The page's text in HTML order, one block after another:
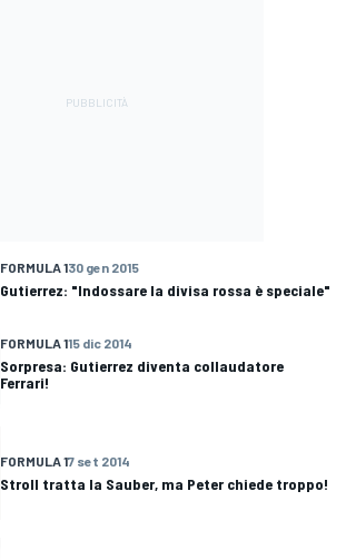
FORMULA 130 gen 2015
Gutierrez: "Indossare la divisa rossa è speciale"
FORMULA 115 dic 2014
Sorpresa: Gutierrez diventa collaudatore
Ferrari!
FORMULA 17 set 2014
Stroll tratta la Sauber, ma Peter chiede troppo!